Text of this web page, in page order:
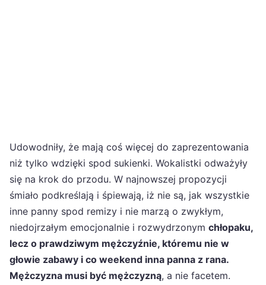
Udowodniły, że mają coś więcej do zaprezentowania
niż tylko wdzięki spod sukienki. Wokalistki odważyły
się na krok do przodu. W najnowszej propozycji
śmiało podkreślają i śpiewają, iż nie są, jak wszystkie
inne panny spod remizy i nie marzą o zwykłym,
niedojrzałym emocjonalnie i rozwydrzonym chłopaku,
lecz o prawdziwym mężczyźnie, któremu nie w
głowie zabawy i co weekend inna panna z rana.
Mężczyzna musi być mężczyzną, a nie facetem.